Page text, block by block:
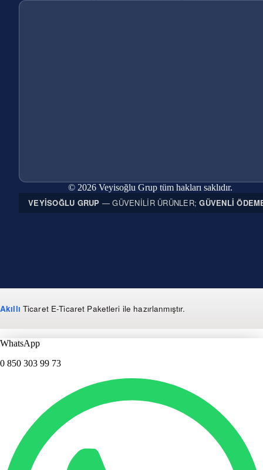
© 2026 Veyisoğlu Grup tüm hakları saklıdır.
VEYISOĞLU GRUP — GÜVENILIR ÜRÜNLER;GÜVENLI
Akıllı Ticaret E-Ticaret Paketleri ile hazırlanmıştır.
WhatsApp
0 850 303 99 73